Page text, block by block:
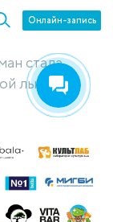
Онлайн-запись
стала
лыжной